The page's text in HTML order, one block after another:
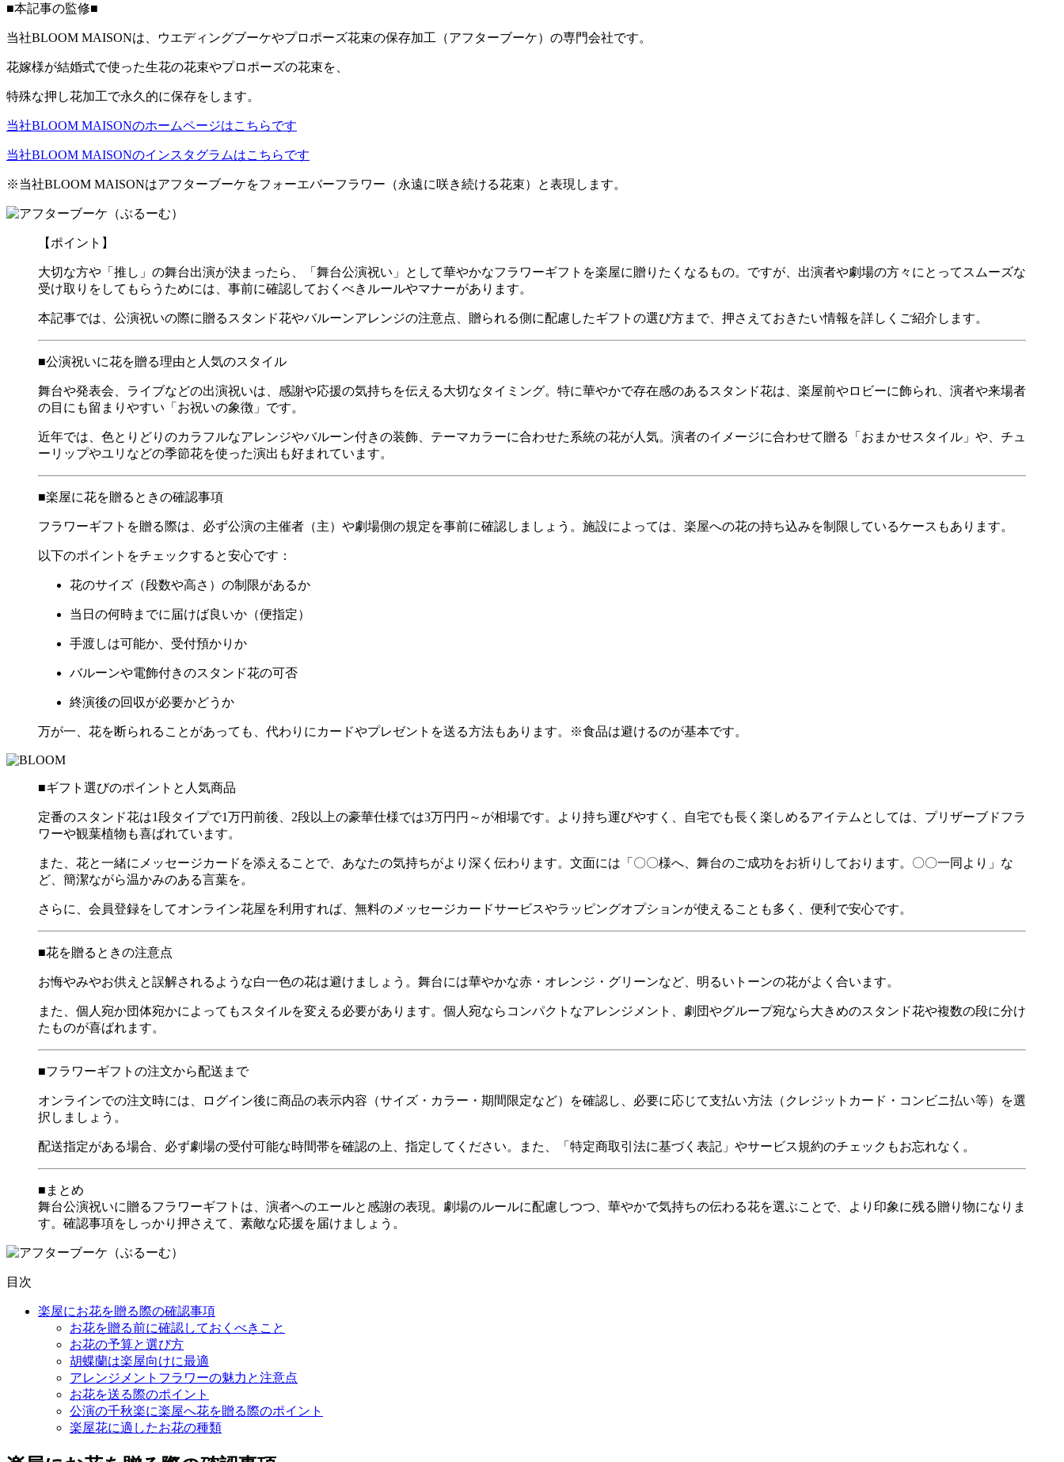
■本記事の監修■
当社BLOOM MAISONは、ウエディングブーケやプロポーズ花束の保存加工（アフターブーケ）の専門会社です。
花嫁様が結婚式で使った生花の花束やプロポーズの花束を、
特殊な押し花加工で永久的に保存をします。
当社BLOOM MAISONのホームページはこちらです
当社BLOOM MAISONのインスタグラムはこちらです
※当社BLOOM MAISONはアフターブーケをフォーエバーフラワー（永遠に咲き続ける花束）と表現します。
【ポイント】
大切な方や「推し」の舞台出演が決まったら、「舞台公演祝い」として華やかなフラワーギフトを楽屋に贈りたくなるもの。ですが、出演者や劇場の方々にとってスムーズな
受け取りをしてもらうためには、事前に確認しておくべきルールやマナーがあります。
本記事では、公演祝いの際に贈るスタンド花やバルーンアレンジの注意点、贈られる側に配慮したギフトの選び方まで、押さえておきたい情報を詳しくご紹介します。
■公演祝いに花を贈る理由と人気のスタイル
舞台や発表会、ライブなどの出演祝いは、感謝や応援の気持ちを伝える大切なタイミング。特に華やかで存在感のあるスタンド花は、楽屋前やロビーに飾られ、演者や来場者
の目にも留まりやすい「お祝いの象徴」です。
近年では、色とりどりのカラフルなアレンジやバルーン付きの装飾、テーマカラーに合わせた系統の花が人気。演者のイメージに合わせて贈る「おまかせスタイル」や、チュ
ーリップやユリなどの季節花を使った演出も好まれています。
■楽屋に花を贈るときの確認事項
フラワーギフトを贈る際は、必ず公演の主催者（主）や劇場側の規定を事前に確認しましょう。施設によっては、楽屋への花の持ち込みを制限しているケースもあります。
以下のポイントをチェックすると安心です：
花のサイズ（段数や高さ）の制限があるか
当日の何時までに届けば良いか（便指定）
手渡しは可能か、受付預かりか
バルーンや電飾付きのスタンド花の可否
終演後の回収が必要かどうか
万が一、花を断られることがあっても、代わりにカードやプレゼントを送る方法もあります。※食品は避けるのが基本です。
■ギフト選びのポイントと人気商品
定番のスタンド花は1段タイプで1万円前後、2段以上の豪華仕様では3万円円～が相場です。より持ち運びやすく、自宅でも長く楽しめるアイテムとしては、プリザーブドフラ
ワーや観葉植物も喜ばれています。
また、花と一緒にメッセージカードを添えることで、あなたの気持ちがより深く伝わります。文面には「〇〇様へ、舞台のご成功をお祈りしております。〇〇一同より」な
ど、簡潔ながら温かみのある言葉を。
さらに、会員登録をしてオンライン花屋を利用すれば、無料のメッセージカードサービスやラッピングオプションが使えることも多く、便利で安心です。
■花を贈るときの注意点
お悔やみやお供えと誤解されるような白一色の花は避けましょう。舞台には華やかな赤・オレンジ・グリーンなど、明るいトーンの花がよく合います。
また、個人宛か団体宛かによってもスタイルを変える必要があります。個人宛ならコンパクトなアレンジメント、劇団やグループ宛なら大きめのスタンド花や複数の段に分け
たものが喜ばれます。
■フラワーギフトの注文から配送まで
オンラインでの注文時には、ログイン後に商品の表示内容（サイズ・カラー・期間限定など）を確認し、必要に応じて支払い方法（クレジットカード・コンビニ払い等）を選
択しましょう。
配送指定がある場合、必ず劇場の受付可能な時間帯を確認の上、指定してください。また、「特定商取引法に基づく表記」やサービス規約のチェックもお忘れなく。
■まとめ
舞台公演祝いに贈るフラワーギフトは、演者へのエールと感謝の表現。劇場のルールに配慮しつつ、華やかで気持ちの伝わる花を選ぶことで、より印象に残る贈り物になりま
す。確認事項をしっかり押さえて、素敵な応援を届けましょう。
目次
楽屋にお花を贈る際の確認事項
お花を贈る前に確認しておくべきこと
お花の予算と選び方
胡蝶蘭は楽屋向けに最適
アレンジメントフラワーの魅力と注意点
お花を送る際のポイント
公演の千秋楽に楽屋へ花を贈る際のポイント
楽屋花に適したお花の種類